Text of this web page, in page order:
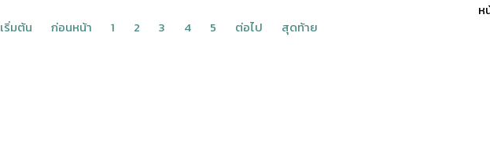
ห
เริ่มต้น
ก่อนหน้า 1 2 3 4 5 ต่อไป สุดท้าย